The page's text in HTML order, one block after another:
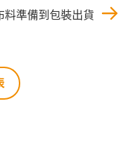
料準備到包裝出貨